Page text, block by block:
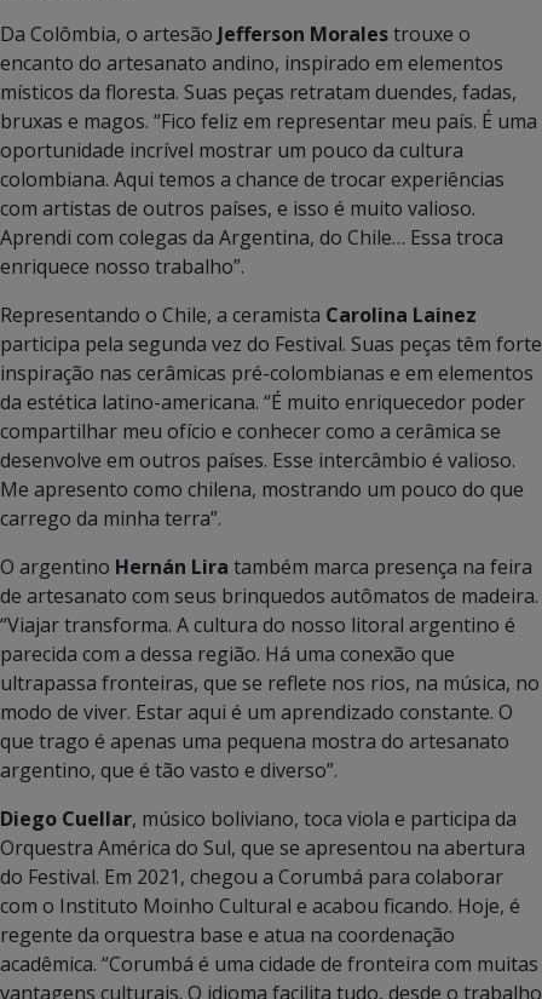
Da Colômbia, o artesão Jefferson Moralestrouxe o
encanto do artesanato andino, inspirado em elementos
místicos da floresta. Suas peças retratam duendes, fadas,
bruxas e magos. “Fico feliz em representar meu país. É uma
oportunidade incrível mostrar um pouco da cultura
colombiana. Aqui temos a chance de trocar experiências
com artistas de outros países, e isso é muito valioso.
Aprendi com colegas da Argentina, do Chile… Essa troca
enriquece nosso trabalho”.
Representando o Chile, a ceramista Carolina Lainez
participa pela segunda vez do Festival. Suas peças têm forte
inspiração nas cerâmicas pré-colombianas e em elementos
da estética latino-americana. “É muito enriquecedor poder
compartilhar meu ofício e conhecer como a cerâmica se
desenvolve em outros países. Esse intercâmbio é valioso.
Me apresento como chilena, mostrando um pouco do que
carrego da minha terra”.
O argentino Hernán Lira também marca presença na feira
de artesanato com seus brinquedos autômatos de madeira.
“Viajar transforma. A cultura do nosso litoral argentino é
parecida com a dessa região. Há uma conexão que
ultrapassa fronteiras, que se reflete nos rios, na música, no
modo de viver. Estar aqui é um aprendizado constante. O
que trago é apenas uma pequena mostra do artesanato
argentino, que é tão vasto e diverso”.
Diego Cuellar, músico boliviano, toca viola e participa da
Orquestra América do Sul, que se apresentou na abertura
do Festival. Em 2021, chegou a Corumbá para colaborar
com o Instituto Moinho Cultural e acabou ficando. Hoje, é
regente da orquestra base e atua na coordenação
acadêmica. “Corumbá é uma cidade de fronteira com muitas
vantagens culturais. O idioma facilita tudo, desde o trabalho